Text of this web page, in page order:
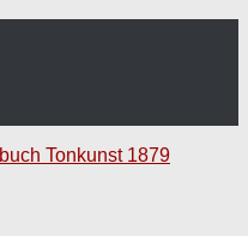
Tonkunst 1879